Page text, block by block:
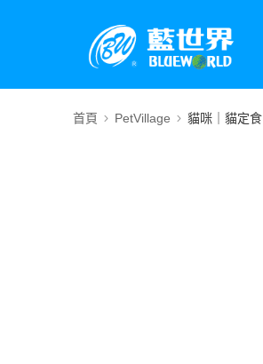
首頁 PetVillage 貓咪｜貓定食